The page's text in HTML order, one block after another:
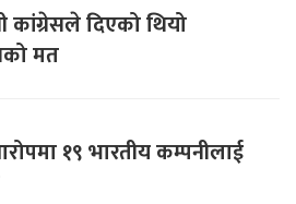
कांग्रेसले दिएको थियो
मत
१९ भारतीय कम्पनीलाई